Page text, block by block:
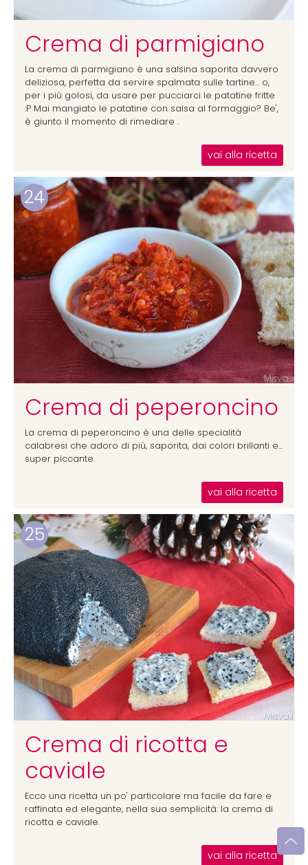
Crema di parmigiano
La crema di parmigiano è una salsina saporita davvero
deliziosa, perfetta da servire spalmata sulle tartine... o,
per i più golosi, da usare per pucciarci le patatine fritte
:P Mai mangiato le patatine con salsa al formaggio? Be',
è giunto il momento di rimediare .
vai alla ricetta
24
Crema di peperoncino
La crema di peperoncino è una delle specialità
calabresi che adoro di più, saporita, dai colori brillanti e...
super piccante.
vai alla ricetta
25
Crema di ricotta e
caviale
Ecco una ricetta un po' particolare ma facile da fare e
raffinata ed elegante, nella sua semplicità: la crema di
ricotta e caviale.
vai alla ricetta